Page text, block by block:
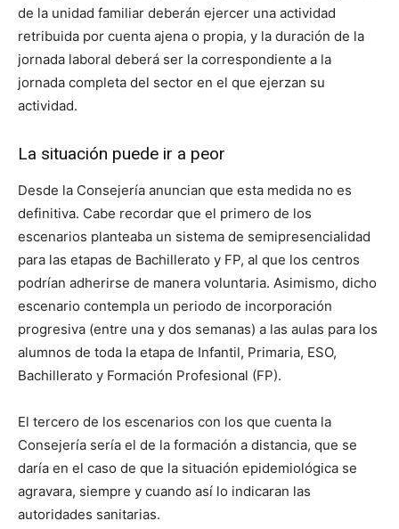
de la unidad familiar deberán ejercer una actividad
retribuida por cuenta ajena o propia, y la duración de la
jornada laboral deberá ser la correspondiente a la
jornada completa del sector en el que ejerzan su
actividad.
La situación puede ir a peor
Desde la Consejería anuncian que esta medida no es
definitiva. Cabe recordar que el primero de los
escenarios planteaba un sistema de semipresencialidad
para las etapas de Bachillerato y FP, al que los centros
podrían adherirse de manera voluntaria. Asimismo, dicho
escenario contempla un periodo de incorporación
progresiva (entre una y dos semanas) a las aulas para los
alumnos de toda la etapa de Infantil, Primaria, ESO,
Bachillerato y Formación Profesional (FP).
El tercero de los escenarios con los que cuenta la
Consejería sería el de la formación a distancia, que se
daría en el caso de que la situación epidemiológica se
agravara, siempre y cuando así lo indicaran las
autoridades sanitarias.